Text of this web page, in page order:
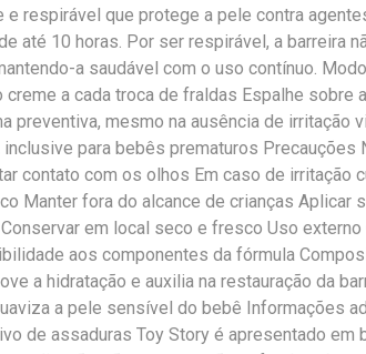
e respirável que protege a pele contra
até 10 horas. Por ser respirável, a barreira
a saudável com o uso contínuo.
creme a cada troca de fraldas Espalhe sobre
preventiva, mesmo na ausência de irritação
para bebês prematuros Precauções
contato com os olhos Em caso de irritação
Manter fora do alcance de crianças Aplicar
em local seco e fresco Uso externo
aos componentes da fórmula
a hidratação e auxilia na restauração da
a pele sensível do bebê Informações
de assaduras Toy Story é apresentado em